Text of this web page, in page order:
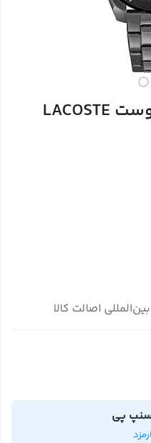
ساعت مچی مردانه لاگوست LACOSTE
اصالت کالا
پی